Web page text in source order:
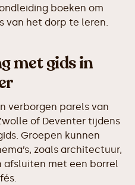
boeken om
van het dorp te leren.
met gids in
verborgen parels van
of Deventer tijdens
Groepen kunnen
zoals architectuur,
afsluiten met een borrel